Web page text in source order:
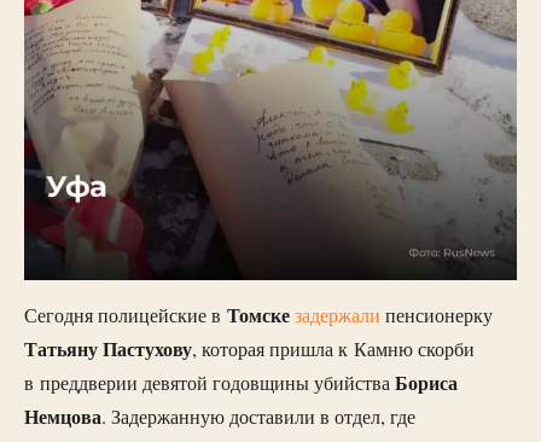
Сегодня полицейские в Томскезадержали пенсионерку
Татьяну Пастухову, которая пришла к Камню скорби
в преддверии девятой годовщины убийстваБориса
Немцова. Задержанную доставили в отдел, где